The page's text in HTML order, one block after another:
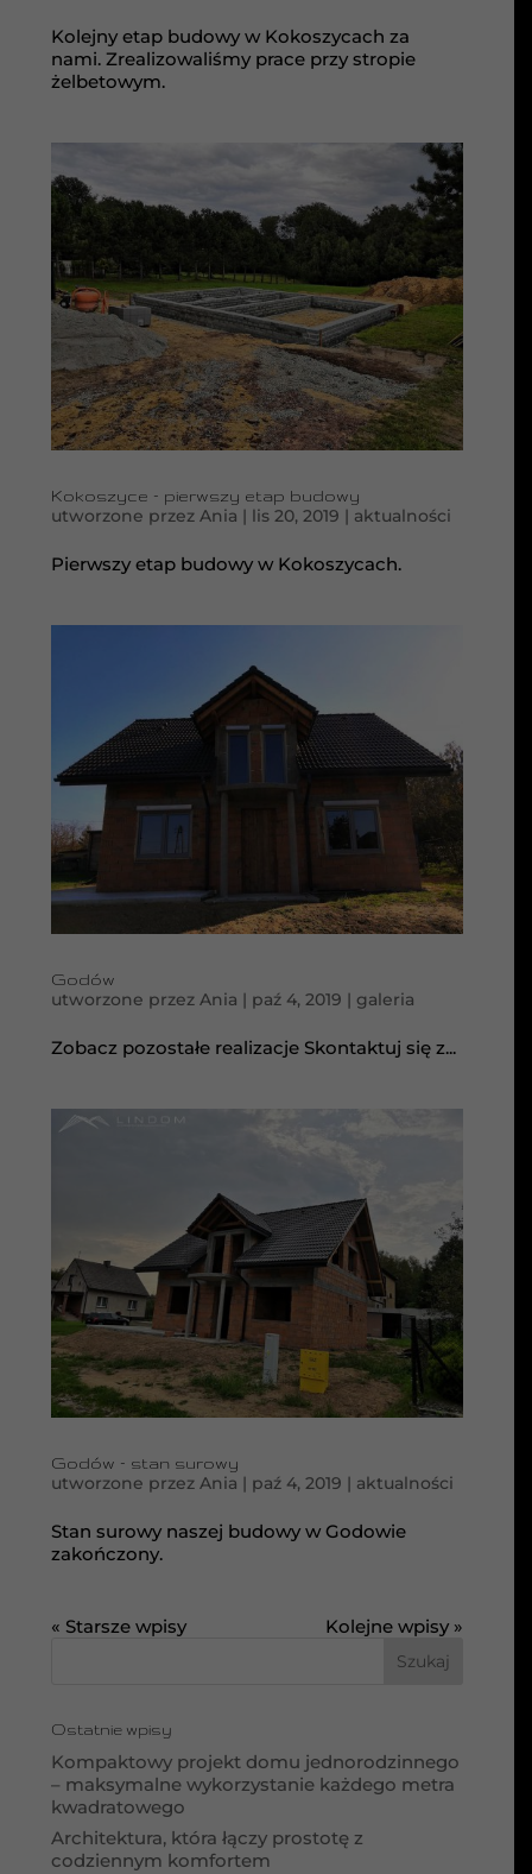
Kolejny etap budowy w Kokoszycach za
nami. Zrealizowaliśmy prace przy stropie
żelbetowym.
Kokoszyce – pierwszy etap budowy
utworzone przezAnia | lis 20, 2019 | aktualności
Pierwszy etap budowy w Kokoszycach.
Godów
utworzone przezAnia | paź 4, 2019 | galeria
Zobacz pozostałe realizacje Skontaktuj się z...
Godów – stan surowy
utworzone przezAnia | paź 4, 2019 | aktualności
Stan surowy naszej budowy w Godowie
zakończony.
« Starsze wpisy Kolejne wpisy »
Ostatnie wpisy
Kompaktowy projekt domu jednorodzinnego
– maksymalne wykorzystanie każdego metra
kwadratowego
Architektura, która łączy prostotę z
codziennym komfortem